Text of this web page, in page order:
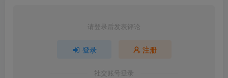
请登录后发表评论
登录 注册
社交账号登录